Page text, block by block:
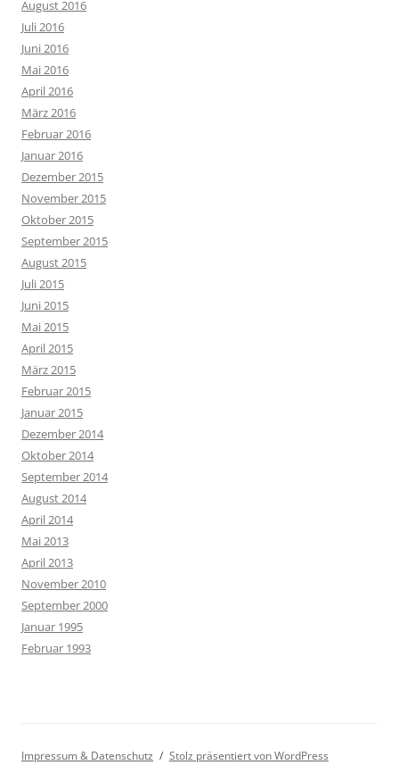
August 2016
Juli 2016
Juni 2016
Mai 2016
April 2016
März 2016
Februar 2016
Januar 2016
Dezember 2015
November 2015
Oktober 2015
September 2015
August 2015
Juli 2015
Juni 2015
Mai 2015
April 2015
März 2015
Februar 2015
Januar 2015
Dezember 2014
Oktober 2014
September 2014
August 2014
April 2014
Mai 2013
April 2013
November 2010
September 2000
Januar 1995
Februar 1993
Impressum & Datenschutz Stolz präsentiert von WordPress